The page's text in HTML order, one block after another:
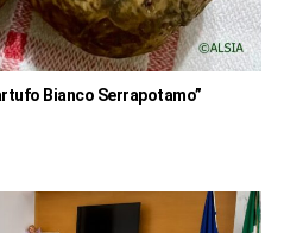
Bianco Serrapotamo”